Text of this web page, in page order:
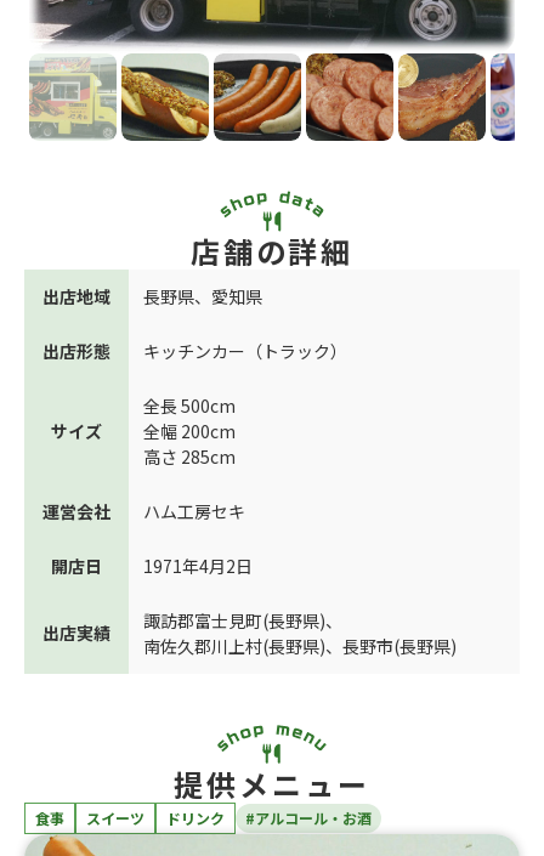
店舗の詳細
出店地域 長野県、 愛知県
出店形態 キッチンカー（トラック）
サイズ
全長 500cm
全幅 200cm
高さ 285cm
運営会社 ハム工房セキ
開店日 1971年4月2日
出店実績
諏訪郡富士見町(長野県)、
南佐久郡川上村(長野県)、 長野市(長野県)
提供メニュー
食事 スイーツ ドリンク #アルコール・お酒